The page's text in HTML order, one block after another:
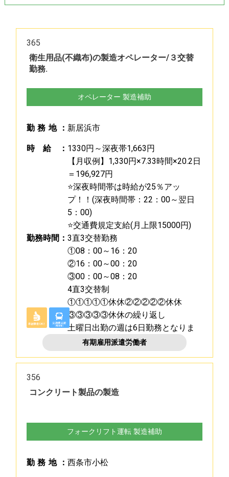
365
衛生用品(不織布)の製造オペレーター/３交替
勤務.
オペレーター 製造補助
勤 務 地 ： 新居浜市
時 給 ： 1330円～深夜帯1,663円
【月収例】1,330円×7.33時間×20.2日
＝196,927円
⭐深夜時間帯は時給が25％アッ
プ！！(深夜時間帯：22：00～翌日
5：00)
⭐交通費規定支給(月上限15000円)
勤務時間 ： 3直3交替勤務
①08：00～16：20
②16：00～00：20
③00：00～08：20
4直3交替制
①①①①①休休②②②②②休休
③③③③③休休の繰り返し
土曜日出勤の週は6日勤務となりま
有期雇用派遣労働者
356
コンクリート製品の製造
フォークリフト運転 製造補助
勤 務 地 ： 西条市小松